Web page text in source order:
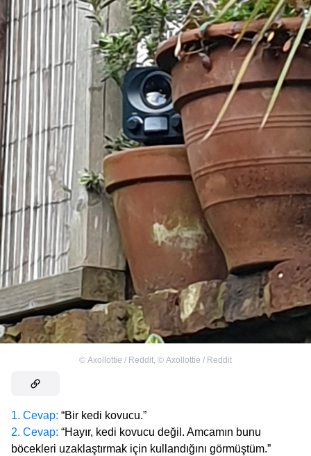
© Axollottie / Reddit, © Axollottie / Reddit
1. Cevap: “Bir kedi kovucu.”
2. Cevap: “Hayır, kedi kovucu değil. Amcamın bunu
böcekleri uzaklaştırmak için kullandığını görmüştüm.”